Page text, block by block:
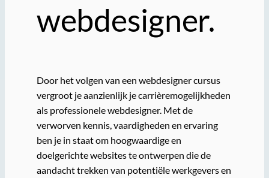
webdesigner.
Door het volgen van een webdesigner cursus
vergroot je aanzienlijk je carrièremogelijkheden
als professionele webdesigner. Met de
verworven kennis, vaardigheden en ervaring
ben je in staat om hoogwaardige en
doelgerichte websites te ontwerpen die de
aandacht trekken van potentiële werkgevers en